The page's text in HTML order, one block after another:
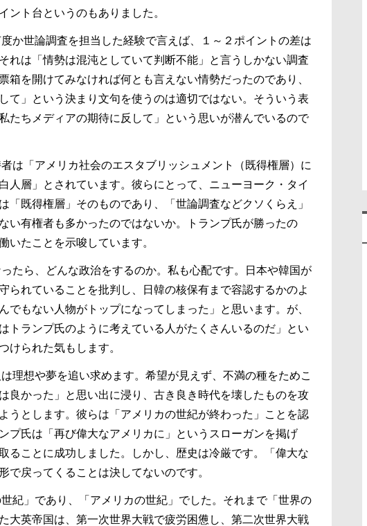
ント台というのもありました。
か世論調査を担当した経験で言えば、１～２ポイントの差は
れは「情勢は混沌としていて判断不能」と言うしかない調査
箱を開けてみなければ何とも言えない情勢だったのであり、
て」という決まり文句を使うのは適切ではない。そういう表
たちメディアの期待に反して」という思いが潜んでいるので
は「アメリカ社会のエスタブリッシュメント（既得権層）に
人層」とされています。彼らにとって、ニューヨーク・タイ
「既得権層」そのものであり、「世論調査などクソくらえ」
い有権者も多かったのではないか。トランプ氏が勝ったの
いたことを示唆しています。
たら、どんな政治をするのか。私も心配です。日本や韓国が
られていることを批判し、日韓の核保有まで容認するかのよ
でもない人物がトップになってしまった」と思います。が、
トランプ氏のように考えている人がたくさんいるのだ」とい
けられた気もします。
理想や夢を追い求めます。希望が見えず、不満の種をためこ
良かった」と思い出に浸り、古き良き時代を壊したものを攻
うとします。彼らは「アメリカの世紀が終わった」ことを認
プ氏は「再び偉大なアメリカに」というスローガンを掲げ
ることに成功しました。しかし、歴史は冷厳です。「偉大な
で戻ってくることは決してないのです。
紀」であり、「アメリカの世紀」でした。それまで「世界の
大英帝国は、第一次世界大戦で疲労困憊し、第二次世界大戦